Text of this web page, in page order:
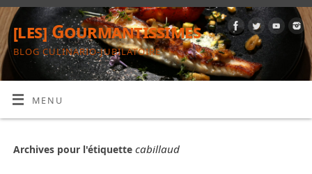
[les] Gourmantissimes
BLOG CULINARIO-JUBILATOIRE
MENU
Archives pour l'étiquette cabillaud